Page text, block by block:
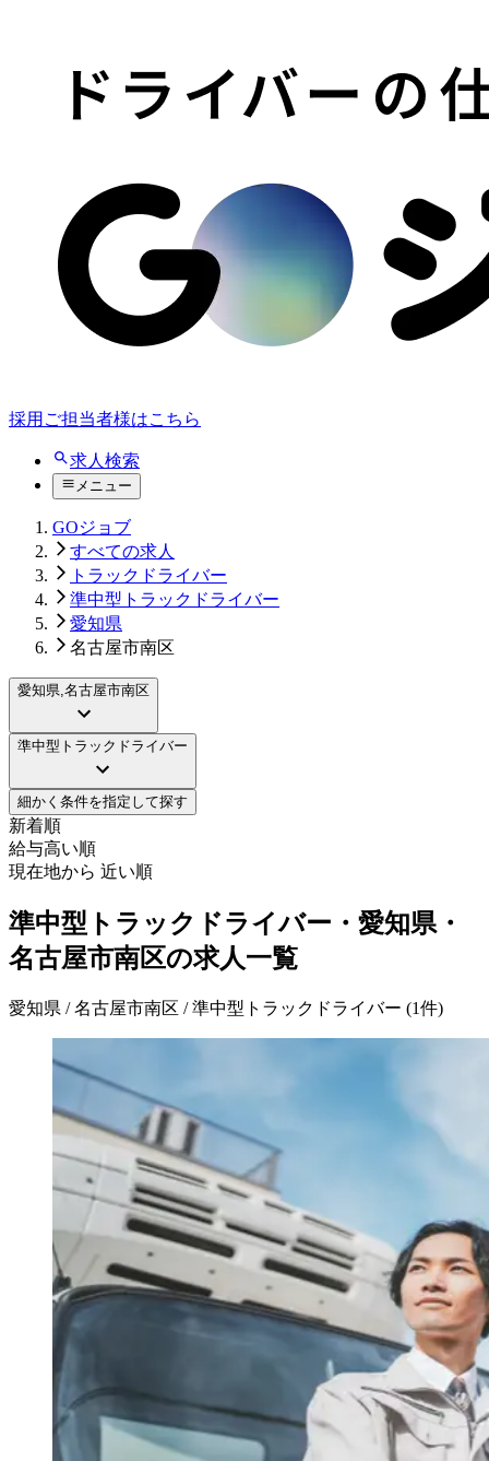
採用ご担当者様はこちら
求人検索
メニュー
GOジョブ
すべての求人
トラックドライバー
準中型トラックドライバー
愛知県
名古屋市南区
愛知県,名古屋市南区
準中型トラックドライバー
細かく条件を指定して探す
新着順
給与高い順
現在地から 近い順
準中型トラックドライバー・愛知県・
名古屋市南区の求人一覧
愛知県 / 名古屋市南区 / 準中型トラックドライバー (1件)